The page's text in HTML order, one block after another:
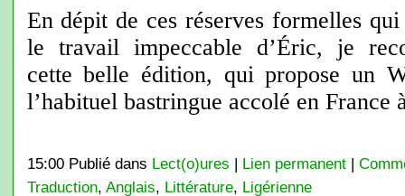
En dépit de ces réserves formelles
le travail impeccable d’Éric, je
cette belle édition, qui propose un
l’habituel bastringue accolé en France
15:00 Publié dans Lect(o)ures | Lien permanent|
Traduction, Anglais, Littérature, Ligérienne